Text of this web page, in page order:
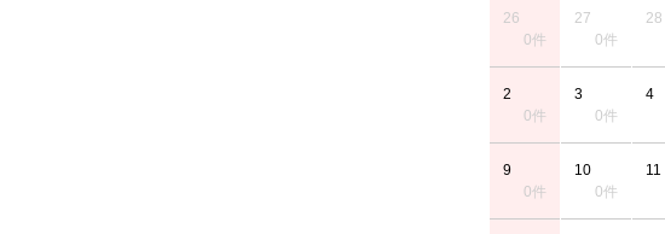
26
0件
27
0件
28
2
0件
3
0件
4
9
0件
10
0件
11